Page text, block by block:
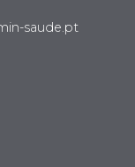
saude.pt